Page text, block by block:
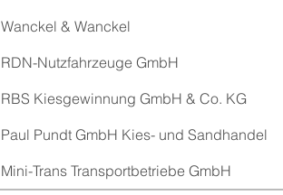
Wanckel & Wanckel
RDN-Nutzfahrzeuge GmbH
RBS Kiesgewinnung GmbH & Co. KG
Paul Pundt GmbH Kies- und Sandhandel
Mini-Trans Transportbetriebe GmbH